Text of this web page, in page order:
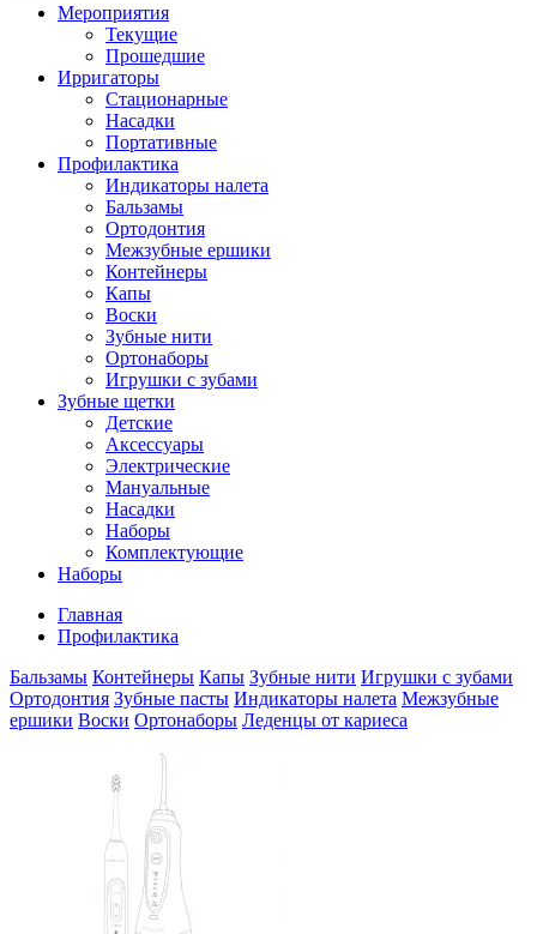
Мероприятия
Текущие
Прошедшие
Ирригаторы
Стационарные
Насадки
Портативные
Профилактика
Индикаторы налета
Бальзамы
Ортодонтия
Межзубные ершики
Контейнеры
Капы
Воски
Зубные нити
Ортонаборы
Игрушки с зубами
Зубные щетки
Детские
Аксессуары
Электрические
Мануальные
Насадки
Наборы
Комплектующие
Наборы
Главная
Профилактика
Бальзамы Контейнеры Капы Зубные нити Игрушки с зубами
Ортодонтия Зубные пасты Индикаторы налета Межзубные
ершики Воски Ортонаборы Леденцы от кариеса